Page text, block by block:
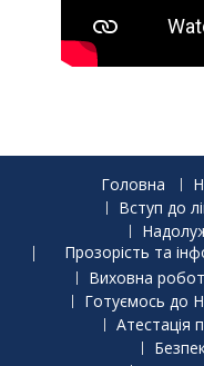
Головна
Вступ до
Виховна
Готуємось до
Атестація